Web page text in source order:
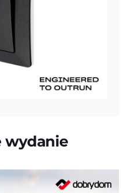
wydanie